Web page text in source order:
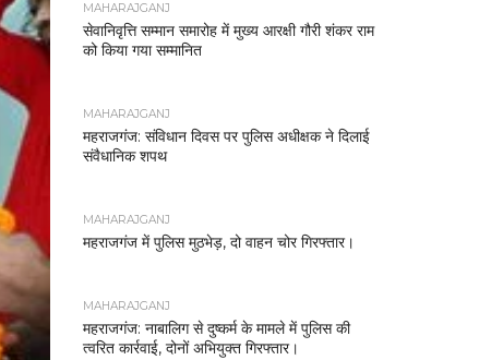
MAHARAJGANJ
सेवानिवृत्ति सम्मान समारोह में मुख्य आरक्षी गौरी शंकर राम
को किया गया सम्मानित
MAHARAJGANJ
महराजगंज: संविधान दिवस पर पुलिस अधीक्षक ने दिलाई
संवैधानिक शपथ
MAHARAJGANJ
महराजगंज में पुलिस मुठभेड़, दो वाहन चोर गिरफ्तार।
MAHARAJGANJ
महराजगंज: नाबालिग से दुष्कर्म के मामले में पुलिस की
त्वरित कार्रवाई, दोनों अभियुक्त गिरफ्तार।